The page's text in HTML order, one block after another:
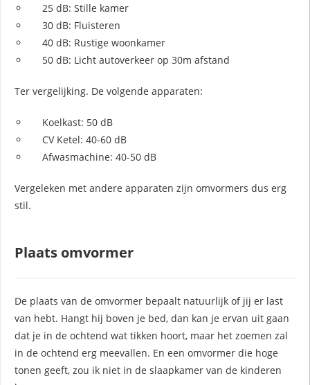
25 dB: Stille kamer
30 dB: Fluisteren
40 dB: Rustige woonkamer
50 dB: Licht autoverkeer op 30m afstand
Ter vergelijking. De volgende apparaten:
Koelkast: 50 dB
CV Ketel: 40-60 dB
Afwasmachine: 40-50 dB
Vergeleken met andere apparaten zijn omvormers dus erg
stil.
Plaats omvormer
De plaats van de omvormer bepaalt natuurlijk of jij er last
van hebt. Hangt hij boven je bed, dan kan je ervan uit gaan
dat je in de ochtend wat tikken hoort, maar het zoemen zal
in de ochtend erg meevallen. En een omvormer die hoge
tonen geeft, zou ik niet in de slaapkamer van de kinderen